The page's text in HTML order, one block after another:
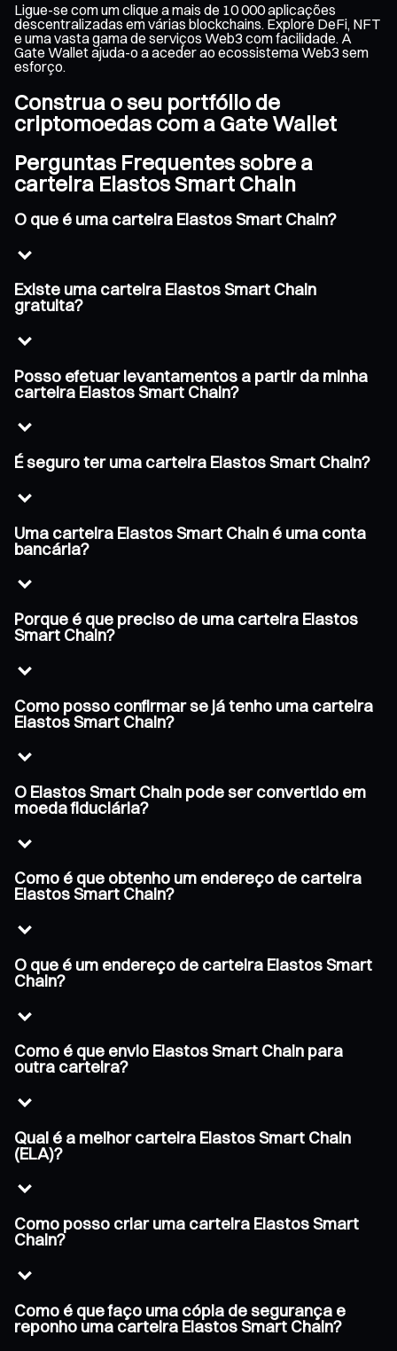
Ligue-se com um clique a mais de 10 000 aplicações
descentralizadas em várias blockchains. Explore DeFi, NFT
e uma vasta gama de serviços Web3 com facilidade. A
Gate Wallet ajuda-o a aceder ao ecossistema Web3 sem
esforço.
Construa o seu portfólio de
criptomoedas com a Gate Wallet
Perguntas Frequentes sobre a
carteira Elastos Smart Chain
O que é uma carteira Elastos Smart Chain?
Existe uma carteira Elastos Smart Chain
gratuita?
Posso efetuar levantamentos a partir da minha
carteira Elastos Smart Chain?
É seguro ter uma carteira Elastos Smart Chain?
Uma carteira Elastos Smart Chain é uma conta
bancária?
Porque é que preciso de uma carteira Elastos
Smart Chain?
Como posso confirmar se já tenho uma carteira
Elastos Smart Chain?
O Elastos Smart Chain pode ser convertido em
moeda fiduciária?
Como é que obtenho um endereço de carteira
Elastos Smart Chain?
O que é um endereço de carteira Elastos Smart
Chain?
Como é que envio Elastos Smart Chain para
outra carteira?
Qual é a melhor carteira Elastos Smart Chain
(ELA)?
Como posso criar uma carteira Elastos Smart
Chain?
Como é que faço uma cópia de segurança e
reponho uma carteira Elastos Smart Chain?